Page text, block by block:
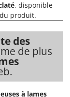
, disponible
produit.
des
de plus
à lames